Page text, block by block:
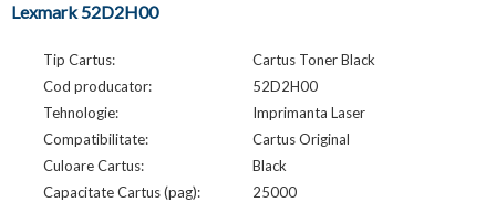
Lexmark 52D2H00
Tip Cartus:
Cartus Toner Black
Cod producator:
52D2H00
Tehnologie:
Imprimanta Laser
Compatibilitate:
Cartus Original
Culoare Cartus:
Black
Capacitate Cartus (pag):
25000